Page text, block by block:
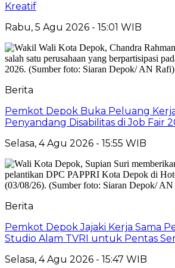
Kreatif
Rabu, 5 Agu 2026 - 15:01 WIB
Berita
Pemkot Depok Buka Peluang
Penyandang Disabilitas di Job Fair
Selasa, 4 Agu 2026 - 15:55 WIB
Berita
Pemkot Depok Jajaki Kerja Sama
Studio Alam TVRI untuk Pentas
Selasa, 4 Agu 2026 - 15:47 WIB